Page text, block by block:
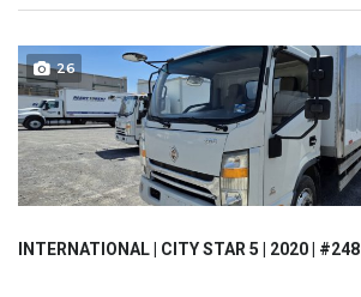
26
INTERNATIONAL | CITY STAR 5 | 2020 | #248